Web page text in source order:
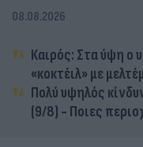
08.08.2026
Καιρός: Στα ύψη ο
«κοκτέιλ» με
Πολύ υψηλός
(9/8) - Ποιες